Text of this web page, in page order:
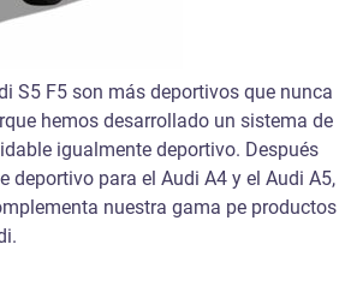
S5 F5 son más deportivos que nunca
hemos desarrollado un sistema de
igualmente deportivo. Después
deportivo para el Audi A4 y el Audi A5,
nuestra gama pe productos